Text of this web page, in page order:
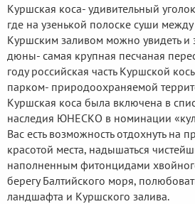
Куршская коса- удивительный
где на узенькой полоске суши
Куршским заливом можно увидеть и
дюны- самая крупная песчаная
году российская часть Куршской
парком- природоохраняемой
Куршская коса была включена в
наследия ЮНЕСКО в номинации
Вас есть возможность отдохнуть на
красотой места, надышаться
наполненным фитонцидами
берегу Балтийского моря,
ландшафта и Куршского залива.